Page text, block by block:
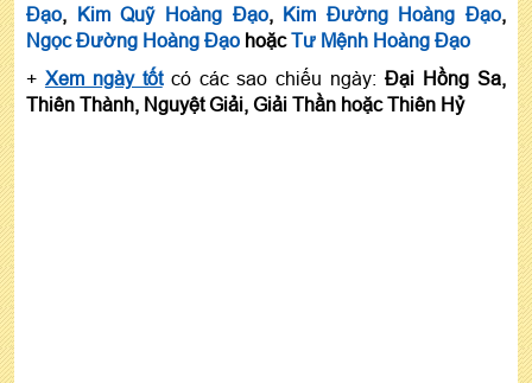
Đạo, Kim Quỹ Hoàng Đạo, Kim Đường Hoàng Đạo,
Ngọc Đường Hoàng Đạo hoặcTư Mệnh Hoàng Đạo
+ Xem ngày tốtcó các sao chiếu ngày:Đại Hồng Sa,
Thiên Thành, Nguyệt Giải, Giải Thần hoặc Thiên Hỷ